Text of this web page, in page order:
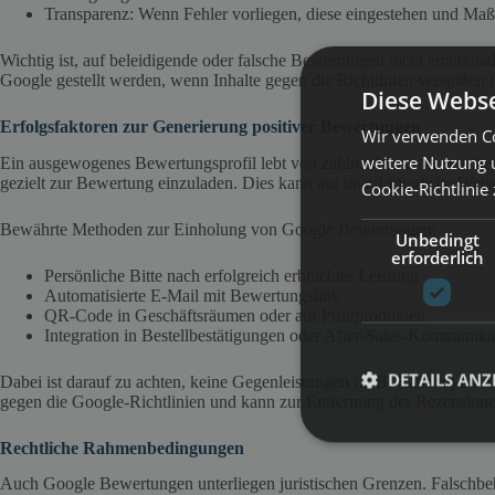
Transparenz: Wenn Fehler vorliegen, diese eingestehen und
Wichtig ist, auf beleidigende oder falsche Bewertungen nicht
Google gestellt werden, wenn Inhalte gegen die Richtlinien verstoßen
Erfolgsfaktoren zur Generierung positiver Bewertungen
Ein ausgewogenes Bewertungsprofil lebt von zahlreichen
gezielt zur Bewertung einzuladen. Dies kann auf unaufdringliche
Bewährte Methoden zur Einholung von Google Bewertungen:
Persönliche Bitte nach erfolgreich erbrachter Leistung
Automatisierte E-Mail mit Bewertungslink
QR-Code in Geschäftsräumen oder auf Printprodukten
Integration in Bestellbestätigungen oder After-Sales-
Dabei ist darauf zu achten, keine Gegenleistungen (z. B. Rabatte) im
gegen die Google-Richtlinien und kann zur Entfernung der
Rechtliche Rahmenbedingungen
Auch Google Bewertungen unterliegen juristischen Grenzen.
Diese
Wir verwenden
weitere Nutzung
Cookie-Richtlinie
Unbedingt
erforderlich
DETAILS